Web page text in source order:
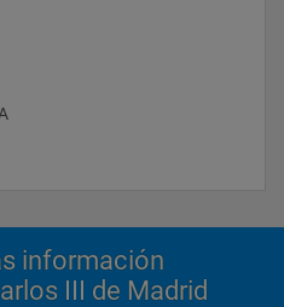
información
III de Madrid